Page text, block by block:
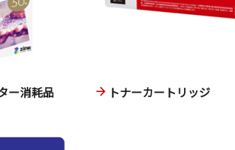
ー消耗品 トナーカートリッジ